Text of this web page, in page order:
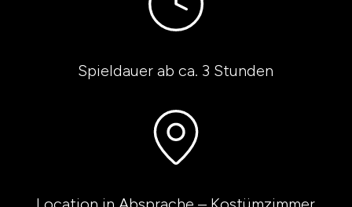
Spieldauer ab ca. 3 Stunden